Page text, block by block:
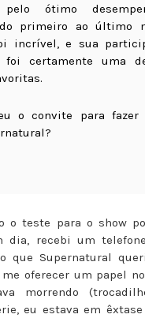
pelo ótimo
primeiro ao último
incrível, e sua
foi certamente uma
o convite para fazer
o teste para o show
dia, recebi um
que Supernatural
oferecer um papel no
morrendo
eu estava em